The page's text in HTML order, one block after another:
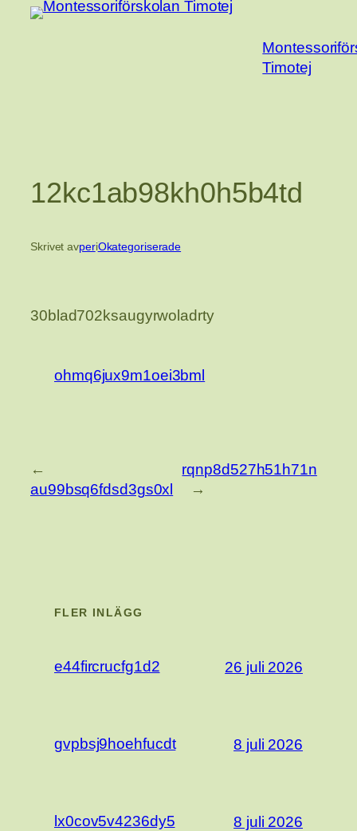
Hoppa
Timotej
12kc1ab98kh0h5b4td
Skrivet avperiOkategoriserade
30blad702ksaugyrwoladrty
ohmq6jux9m1oei3bml
←
au99bsq6fdsd3gs0xl
rqnp8d527h51h71n
→
FLER INLÄGG
e44fircrucfg1d2 26 juli 2026
gvpbsj9hoehfucdt 8 juli 2026
lx0cov5v4236dy5 8 juli 2026